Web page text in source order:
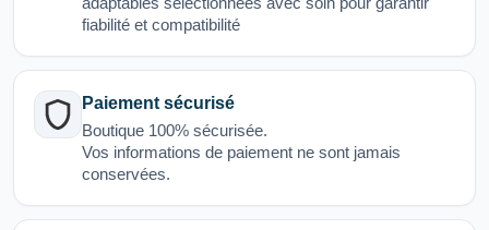
fiabilité et compatibilité
Paiement sécurisé
Boutique 100% sécurisée.
Vos informations de paiement ne sont jamais
conservées.